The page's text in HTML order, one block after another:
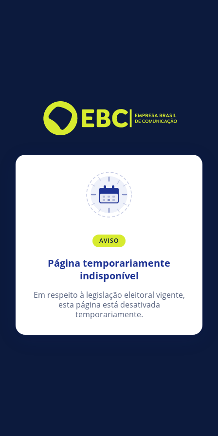
AVISO
Página temporariamente
indisponível
Em respeito à legislação eleitoral vigente,
esta página está desativada
temporariamente.